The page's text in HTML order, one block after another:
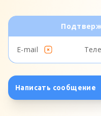
E-mail
Написать сообщение